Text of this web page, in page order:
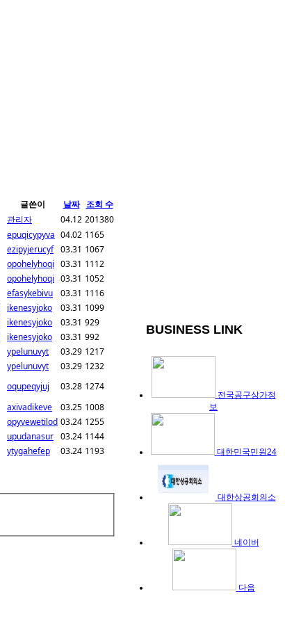
글쓴이 날짜 조회 수
관리자 04.12 201380
epuqicypyva 04.02 1165
ezipyjerucyf 03.31 1067
opohelyhoqi 03.31 1112
opohelyhoqi 03.31 1052
efasykebivu 03.31 1116
ikenesyjoko 03.31 1099
ikenesyjoko 03.31 929
ikenesyjoko 03.31 992
ypelunuvyt 03.29 1217
ypelunuvyt 03.29 1232
oqupeqyjuj 03.28 1274
axivadikeve 03.25 1008
opyvewetilod 03.24 1255
upudanasur 03.24 1144
ytygahefep 03.24 1193
BUSINESS LINK
전국공구상가정
보
대한민국민원24
대한상공회의소
네이버
다음